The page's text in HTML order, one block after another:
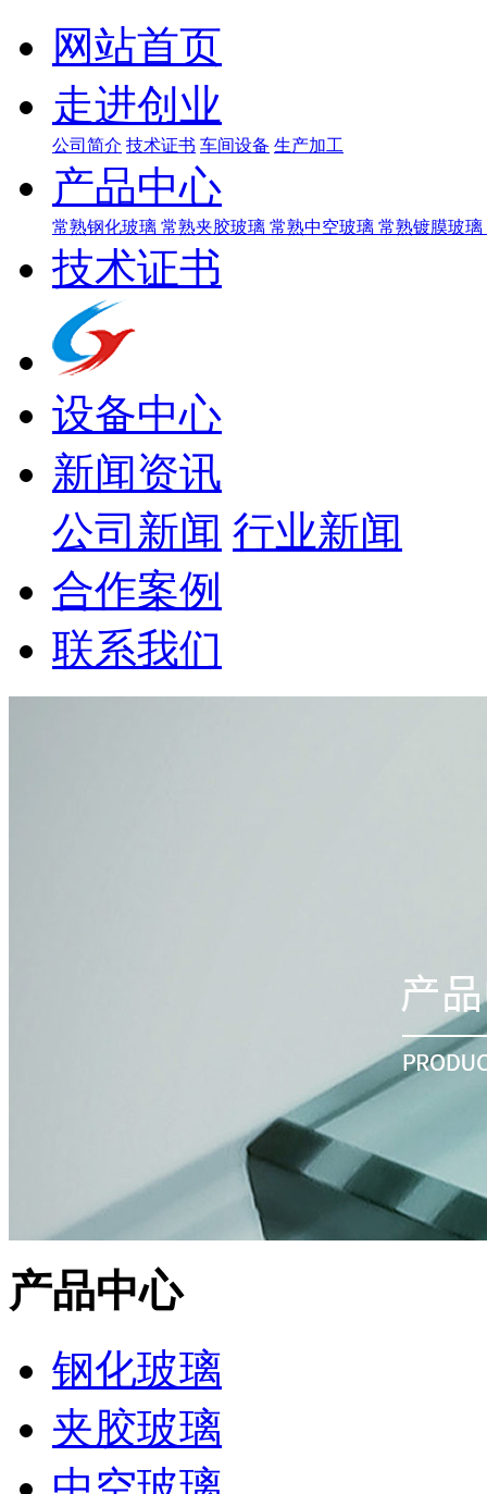
网站首页
走进创业
公司简介 技术证书 车间设备 生产加工
产品中心
常熟钢化玻璃 常熟夹胶玻璃 常熟中空玻璃 常熟镀膜玻璃
技术证书
设备中心
新闻资讯
公司新闻 行业新闻
合作案例
联系我们
产品中心
钢化玻璃
夹胶玻璃